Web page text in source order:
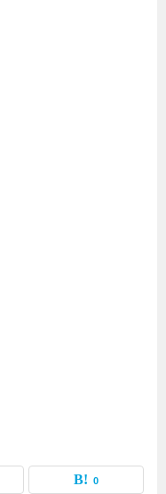
0